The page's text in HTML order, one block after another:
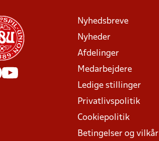
Nyhedsbreve
Nyheder
Afdelinger
Medarbejdere
Ledige stillinger
Privatlivspolitik
Cookiepolitik
Betingelser og vilkår